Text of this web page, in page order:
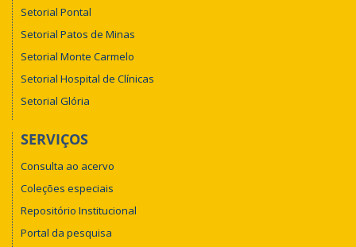
Setorial Pontal
Setorial Patos de Minas
Setorial Monte Carmelo
Setorial Hospital de Clínicas
Setorial Glória
SERVIÇOS
Consulta ao acervo
Coleções especiais
Repositório Institucional
Portal da pesquisa